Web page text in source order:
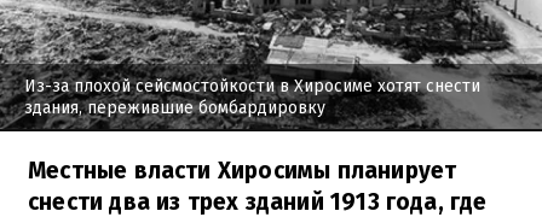
Из-за плохой сейсмостойкости в Хиросиме хотят снести
здания, пережившие бомбардировку
Местные власти Хиросимы планирует
снести два из трех зданий 1913 года, где